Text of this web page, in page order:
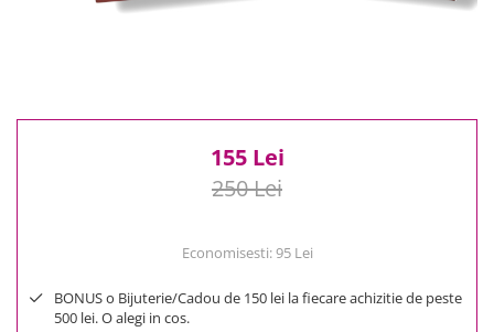
200 Lei - 300 Lei
155 Lei
250 Lei
Economisesti:95 Lei
BONUS o Bijuterie/Cadou de 150 lei la fiecare achizitie de peste
500 lei. O alegi in cos.